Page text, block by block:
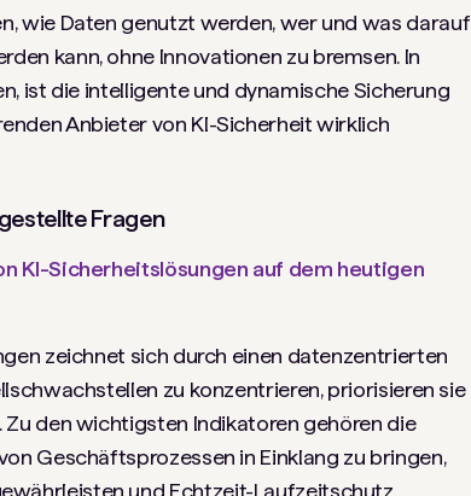
wie Daten genutzt werden, wer und was darauf
kann, ohne Innovationen zu bremsen. In
ist die intelligente und dynamische Sicherung
Anbieter von KI-Sicherheit wirklich
Fragen
KI-Sicherheitslösungen auf dem heutigen
zeichnet sich durch einen datenzentrierten
zu konzentrieren, priorisieren sie
Zu den wichtigsten Indikatoren gehören die
Geschäftsprozessen in Einklang zu bringen,
und Echtzeit-Laufzeitschutz